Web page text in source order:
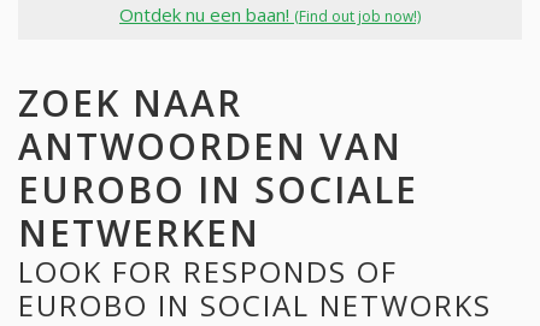
Ontdek nu een baan! (Find out job now!)
ZOEK NAAR
ANTWOORDEN VAN
EUROBO IN SOCIALE
NETWERKEN
LOOK FOR RESPONDS OF
EUROBO IN SOCIAL NETWORKS